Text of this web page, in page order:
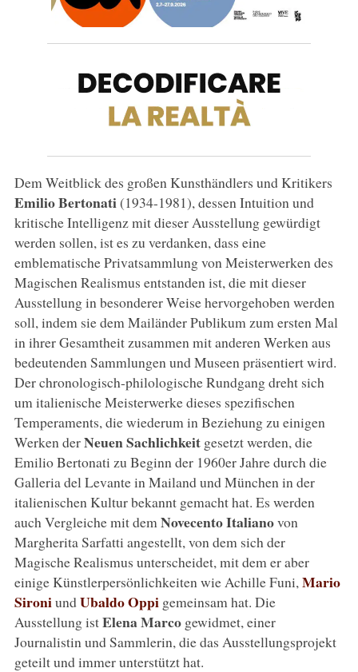
Dem Weitblick des großen Kunsthändlers und Kritikers
Emilio Bertonati(1934-1981), dessen Intuition und
kritische Intelligenz mit dieser Ausstellung gewürdigt
werden sollen, ist es zu verdanken, dass eine
emblematische Privatsammlung von Meisterwerken des
Magischen Realismus entstanden ist, die mit dieser
Ausstellung in besonderer Weise hervorgehoben werden
soll, indem sie dem Mailänder Publikum zum ersten Mal
in ihrer Gesamtheit zusammen mit anderen Werken aus
bedeutenden Sammlungen und Museen präsentiert wird.
Der chronologisch-philologische Rundgang dreht sich
um italienische Meisterwerke dieses spezifischen
Temperaments, die wiederum in Beziehung zu einigen
Werken derNeuen Sachlichkeitgesetzt werden, die
Emilio Bertonati zu Beginn der 1960er Jahre durch die
Galleria del Levante in Mailand und München in der
italienischen Kultur bekannt gemacht hat. Es werden
auch Vergleiche mit dem Novecento Italianovon
Margherita Sarfatti angestellt, von dem sich der
Magische Realismus unterscheidet, mit dem er aber
einige Künstlerpersönlichkeiten wie Achille Funi, Mario
SironiundUbaldo Oppi gemeinsam hat. Die
Ausstellung istElena Marcogewidmet, einer
Journalistin und Sammlerin, die das Ausstellungsprojekt
geteilt und immer unterstützt hat.